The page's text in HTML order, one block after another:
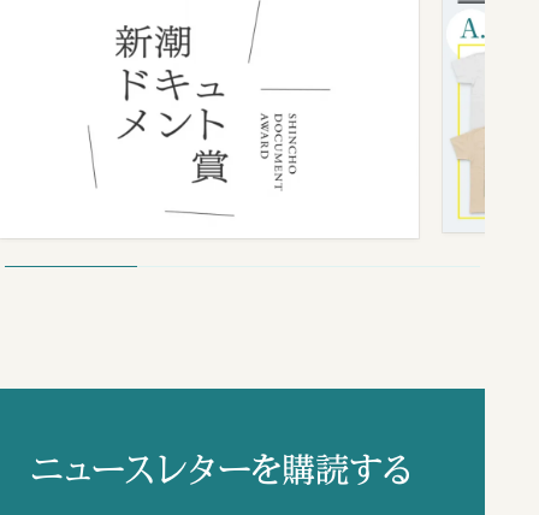
ニュースレターを購読する